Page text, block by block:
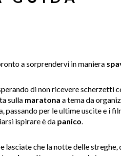
a sorprendervi in maniera
di non ricevere scherzetti
sulla maratona a tema da
per le ultime uscite e i
ispirare è da panico
lasciate che la notte delle streghe,